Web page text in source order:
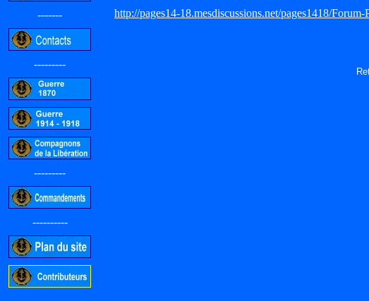
-------
---------
---------
----------
http://pages14-18.mesdiscussions.net/pages1418/